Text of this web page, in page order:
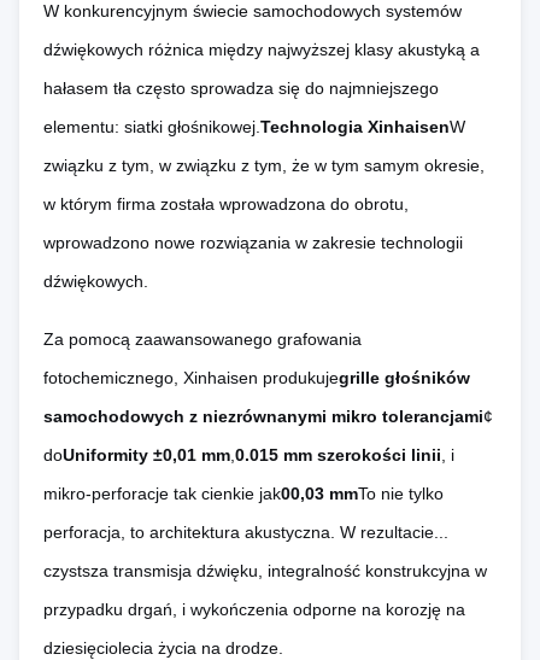
W konkurencyjnym świecie samochodowych systemów
dźwiękowych różnica między najwyższej klasy akustyką a
hałasem tła często sprowadza się do najmniejszego
elementu: siatki głośnikowej. Technologia XinhaisenW
związku z tym, w związku z tym, że w tym samym okresie,
w którym firma została wprowadzona do obrotu,
wprowadzono nowe rozwiązania w zakresie technologii
dźwiękowych.
Za pomocą zaawansowanego grafowania
fotochemicznego, Xinhaisen produkujegrille głośników
samochodowych z niezrównanymi mikro tolerancjami¢
doUniformity ±0,01 mm 0.015 mm szerokości linii , i
mikro-perforacje tak cienkie jak00,03 mmTo nie tylko
perforacja, to architektura akustyczna. W rezultacie...
czystsza transmisja dźwięku, integralność konstrukcyjna w
przypadku drgań, i wykończenia odporne na korozję na
dziesięciolecia życia na drodze.